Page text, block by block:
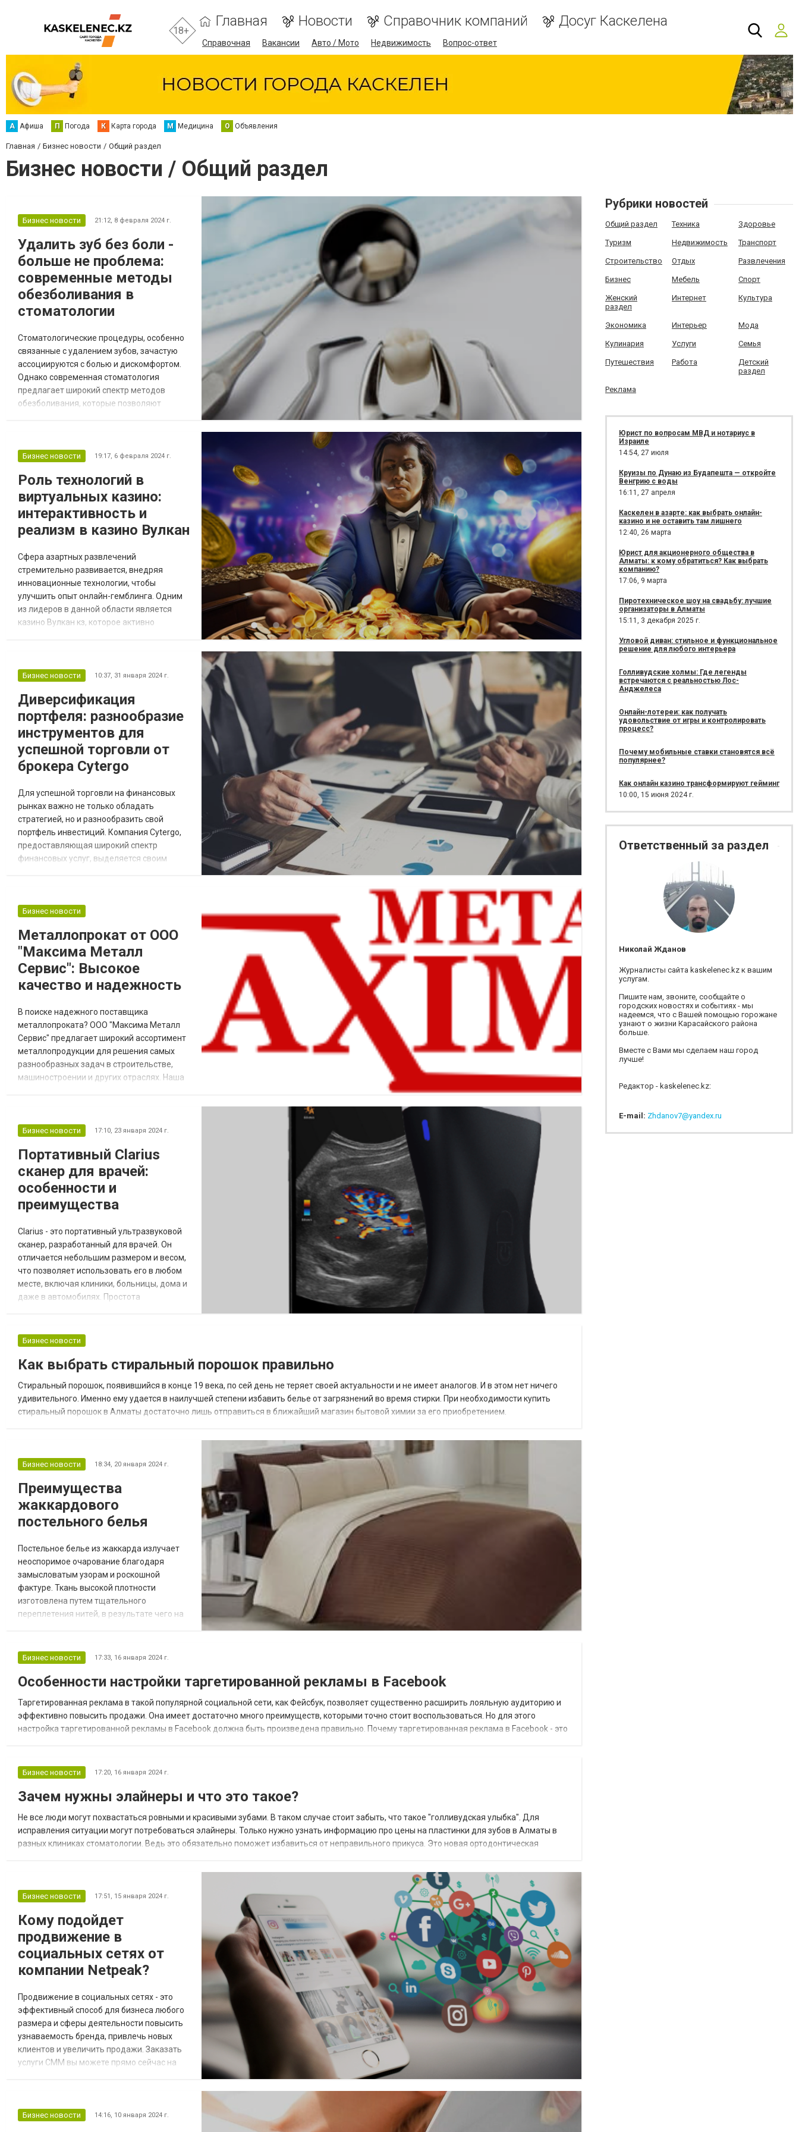
18+
Главная Новости Справочник компаний Досуг Каскелена
Справочная Вакансии Авто / Мото Недвижимость Вопрос-ответ
А Афиша П Погода К Карта города М Медицина О Объявления
Главная Бизнес новости Общий раздел
Бизнес новости / Общий раздел
Бизнес новости 21:12, 8 февраля 2024 г.
Удалить зуб без боли -
больше не проблема:
современные методы
обезболивания в
стоматологии
Стоматологические процедуры, особенно
связанные с удалением зубов, зачастую
ассоциируются с болью и дискомфортом.
Однако современная стоматология
предлагает широкий спектр методов
обезболивания, которые позволяют
боли. Узнайте больше о методах
полную консультацию стоматолога
хирурга в клинике Евродент прямо...
Бизнес новости 19:17, 6 февраля 2024 г.
Роль технологий в
виртуальных казино:
интерактивность и
реализм в казино Вулкан
Сфера азартных развлечений
стремительно развивается, внедряя
инновационные технологии, чтобы
улучшить опыт онлайн-гемблинга. Одним
из лидеров в данной области является
казино Вулкан кз, которое активно
использует передовые технологии для
игрового опыта. Казино предлагает игры с
живыми дилерами, игры в виртуально...
Бизнес новости 10:37, 31 января 2024 г.
Диверсификация
портфеля: разнообразие
инструментов для
успешной торговли от
брокера Cytergo
Для успешной торговли на финансовых
рынках важно не только обладать
стратегией, но и разнообразить свой
портфель инвестиций. Компания Cytergo,
предоставляющая широкий спектр
финансовых услуг, выделяется своим
инструментов. Cytergo предлагает
такие как акции, облигации, сырьевые
товары, валюты и криптовалюты. Это
обеспечивает и...
Бизнес новости
Металлопрокат от ООО
"Максима Металл
Сервис": Высокое
качество и надежность
В поиске надежного поставщика
металлопроката? ООО "Максима Металл
Сервис" предлагает широкий ассортимент
металлопродукции для решения самых
разнообразных задач в строительстве,
машиностроении и других отраслях. Наша
выбор металлопродукции, включая:
Трубы различного диаметра и формы;
Уголки, швеллеры и мног...
Бизнес новости 17:10, 23 января 2024 г.
Портативный Clarius
сканер для врачей:
особенности и
преимущества
Clarius - это портативный ультразвуковой
сканер, разработанный для врачей. Он
отличается небольшим размером и весом,
что позволяет использовать его в любом
месте, включая клиники, больницы, дома и
даже в автомобилях. Простота
обследования, что экономит время и
повышает эффективность работы врачей.
Купить портативный Clarius сканер для
врачей вы можете на сайте интернет-
магазина clarius...
Бизнес новости
Как выбрать стиральный порошок правильно
Стиральный порошок, появившийся в конце 19 века, по сей день не теряет своей актуальности и не имеет аналогов. И в этом нет ничего
удивительного. Именно ему удается в наилучшей степени избавить белье от загрязнений во время стирки. При необходимости купить
стиральный порошок в Алматы достаточно лишь отправиться в ближайший магазин бытовой химии за его приобретением.
Бизнес новости 18:34, 20 января 2024 г.
Преимущества
жаккардового
постельного белья
Постельное белье из жаккарда излучает
неоспоримое очарование благодаря
замысловатым узорам и роскошной
фактуре. Ткань высокой плотности
изготовлена ​​путем тщательного
переплетения нитей, в результате чего на
жаккардовое постельное белье Алматы
имеет множество преимуществ перед
другими типами тканей. Раскроем
уникальные качества, которые делают
жаккард воплощением красоты, изыска...
Бизнес новости 17:33, 16 января 2024 г.
Особенности настройки таргетированной рекламы в Facebook
Таргетированная реклама в такой популярной социальной сети, как Фейсбук, позволяет существенно расширить лояльную аудиторию и
эффективно повысить продажи. Она имеет достаточно много преимуществ, которыми точно стоит воспользоваться. Но для этого
настройка таргетированной рекламы в Facebook должна быть произведена правильно. Почему таргетированная реклама в Facebook - это
Бизнес новости 17:20, 16 января 2024 г.
Зачем нужны элайнеры и что это такое?
Не все люди могут похвастаться ровными и красивыми зубами. В таком случае стоит забыть, что такое "голливудская улыбка". Для
исправления ситуации могут потребоваться элайнеры. Только нужно узнать информацию про цены на пластинки для зубов в Алматы в
разных клиниках стоматологии. Ведь это обязательно поможет избавиться от неправильного прикуса. Это новая ортодонтическая
Бизнес новости 17:51, 15 января 2024 г.
Кому подойдет
продвижение в
социальных сетях от
компании Netpeak?
Продвижение в социальных сетях - это
эффективный способ для бизнеса любого
размера и сферы деятельности повысить
узнаваемость бренда, привлечь новых
клиентов и увеличить продажи. Заказать
услуги СММ вы можете прямо сейчас на
вам достичь ваших бизнес-целей. Вот
Бизнес новости 14:16, 10 января 2024 г.
Рубрики новостей
Общий раздел Техника Здоровье
Туризм Недвижимость Транспорт
Строительство Отдых Развлечения
Бизнес Мебель Спорт
Женский
раздел
Интернет Культура
Экономика Интерьер Мода
Кулинария Услуги Семья
Путешествия Работа
Детский
раздел
Реклама
Юрист по вопросам МВД и нотариус в
Израиле
14:54, 27 июля
Круизы по Дунаю из Будапешта — откройте
Венгрию с воды
16:11, 27 апреля
Каскелен в азарте: как выбрать онлайн-
казино и не оставить там лишнего
12:40, 26 марта
Юрист для акционерного общества в
Алматы: к кому обратиться? Как выбрать
компанию?
17:06, 9 марта
Пиротехническое шоу на свадьбу: лучшие
организаторы в Алматы
15:11, 3 декабря 2025 г.
Угловой диван: стильное и функциональное
решение для любого интерьера
Голливудские холмы: Где легенды
встречаются с реальностью Лос-
Анджелеса
Онлайн-лотереи: как получать
удовольствие от игры и контролировать
процесс?
Почему мобильные ставки становятся всё
популярнее?
Как онлайн казино трансформируют гейминг
10:00, 15 июня 2024 г.
Ответственный за раздел
Николай Жданов
Журналисты сайта kaskelenec.kz к вашим
услугам.
Пишите нам, звоните, сообщайте о
городских новостях и событиях - мы
надеемся, что с Вашей помощью горожане
узнают о жизни Карасайского района
больше.
Вместе с Вами мы сделаем наш город
лучше!
Редактор - kaskelenec.kz:
E-mail: Zhdanov7@yandex.ru